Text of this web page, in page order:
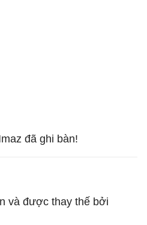
đã ghi bàn!
và được thay thế bởi